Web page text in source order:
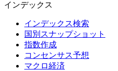
インデックス
インデックス検索
国別スナップショット
指数作成
コンセンサス予想
マクロ経済